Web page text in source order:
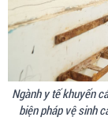
Ngành y tế khuyến
biện pháp vệ sinh